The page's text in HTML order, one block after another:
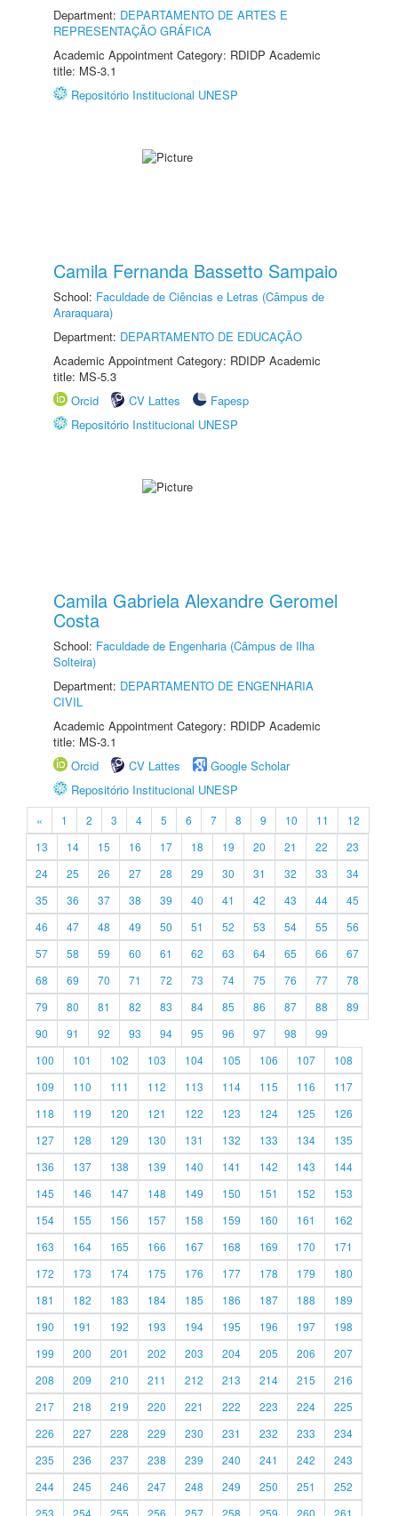
Department: DEPARTAMENTO DE ARTES E
REPRESENTAÇÃO GRÁFICA
Academic Appointment Category: RDIDP Academic
title: MS-3.1
Repositório Institucional UNESP
Camila Fernanda Bassetto Sampaio
School: Faculdade de Ciências e Letras (Câmpus de
Araraquara)
Department: DEPARTAMENTO DE EDUCAÇÃO
Academic Appointment Category: RDIDP Academic
title: MS-5.3
Orcid
CV Lattes
Fapesp
Repositório Institucional UNESP
Camila Gabriela Alexandre Geromel
Costa
School: Faculdade de Engenharia (Câmpus de Ilha
Solteira)
Department: DEPARTAMENTO DE ENGENHARIA
CIVIL
Academic Appointment Category: RDIDP Academic
title: MS-3.1
Orcid
CV Lattes
Google Scholar
Repositório Institucional UNESP
« 1 2 3 4 5 6 7 8 9 10 11
12
13
14 15 16 17 18 19 20 21 22
23
24
25 26 27 28 29 30 31 32 33
34
35
36 37 38 39 40 41 42 43 44
45
46
47 48 49 50 51 52 53 54 55
56
57
58 59 60 61 62 63 64 65 66
67
68
69 70 71 72 73 74 75 76 77
78
79
80 81 82 83 84 85 86 87 88
89
90
91 92 93 94 95 96 97 98
99
100
101 102 103 104 105 106 107
108
109
110 111 112 113 114 115 116
117
118
119 120 121 122 123 124 125
126
127
128 129 130 131 132 133 134
135
136
137 138 139 140 141 142 143
144
145
146 147 148 149 150 151 152
153
154
155 156 157 158 159 160 161
162
163
164 165 166 167 168 169 170
171
172
173 174 175 176 177 178 179
180
181
182 183 184 185 186 187 188
189
190
191 192 193 194 195 196 197
198
199
200 201 202 203 204 205 206
207
208
209 210 211 212 213 214 215
216
217
218 219 220 221 222 223 224
225
226
227 228 229 230 231 232 233
234
235
236 237 238 239 240 241 242
243
244
245 246 247 248 249 250 251
252
253
254 255 256 257 258 259 260 261